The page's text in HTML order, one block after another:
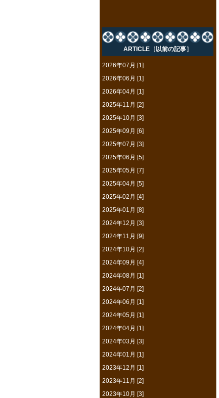
ARTICLE［以前の記事］
2026年07月 [1]
2026年06月 [1]
2026年04月 [1]
2025年11月 [2]
2025年10月 [3]
2025年09月 [6]
2025年07月 [3]
2025年06月 [5]
2025年05月 [7]
2025年04月 [5]
2025年02月 [4]
2025年01月 [8]
2024年12月 [3]
2024年11月 [9]
2024年10月 [2]
2024年09月 [4]
2024年08月 [1]
2024年07月 [2]
2024年06月 [1]
2024年05月 [1]
2024年04月 [1]
2024年03月 [3]
2024年01月 [1]
2023年12月 [1]
2023年11月 [2]
2023年10月 [3]